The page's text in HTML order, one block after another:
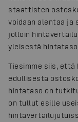
staattisten
voidaan alentaa ja
jolloin
yleisestä
Tiesimme siis,
edullisesta
hintataso on
on tullut esille